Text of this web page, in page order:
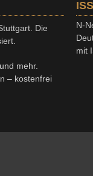
Die
mehr.
– kostenfrei
N-
mit